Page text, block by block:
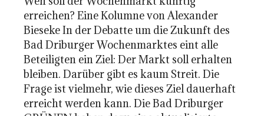
erreichen? Eine Kolumne von Alexander
Bieseke In der Debatte um die Zukunft des
Bad Driburger Wochenmarktes eint alle
Beteiligten ein Ziel: Der Markt soll erhalten
bleiben. Darüber gibt es kaum Streit. Die
Frage ist vielmehr, wie dieses Ziel dauerhaft
erreicht werden kann. Die Bad Driburger